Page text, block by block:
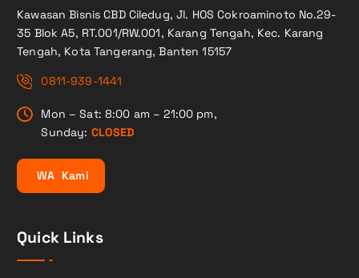
Kawasan Bisnis CBD Ciledug, Jl. HOS Cokroaminoto No.29-
35 Blok A5, RT.001/RW.001, Karang Tengah, Kec. Karang
Tengah, Kota Tangerang, Banten 15157
0811-939-1441
Mon – Sat: 8:00 am – 21:00 pm,
Sunday: CLOSED
WA Kami
Quick Links